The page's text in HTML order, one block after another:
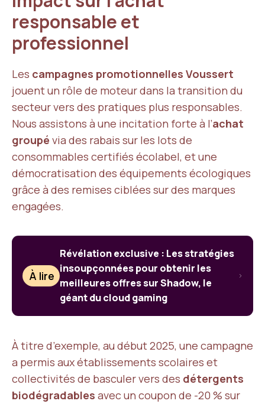
responsable et
professionnel
Les campagnes promotionnelles Voussert
jouent un rôle de moteur dans la transition du
secteur vers des pratiques plus responsables.
Nous assistons à une incitation forte à l’achat
groupé via des rabais sur les lots de
consommables certifiés écolabel, et une
démocratisation des équipements écologiques
grâce à des remises ciblées sur des marques
engagées.
À lire
Révélation exclusive : Les stratégies
insoupçonnées pour obtenir les
meilleures offres sur Shadow, le
géant du cloud gaming
À titre d’exemple, au début 2025, une campagne
a permis aux établissements scolaires et
collectivités de basculer vers des détergents
biodégradables avec un coupon de -20 % sur